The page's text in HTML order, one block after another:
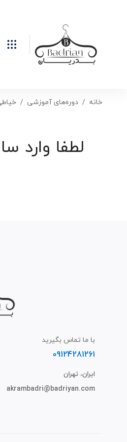
خانه دوره‌های آموزشی
لطفا وارد
با ما تماس بگیرید
09124281261
ایران، تهران
akrambadri@badriyan.com